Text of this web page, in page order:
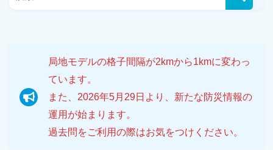
局地モデルの格子間隔が2kmから1kmに変わっ
ています。
また、2026年5月29日より、新たな防災情報の
運用が始まります。
過去問をご利用の際はお気をつけください。